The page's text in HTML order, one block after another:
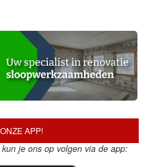
APP!
je ons op volgen via de app: